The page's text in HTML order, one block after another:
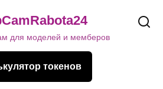
для моделей и мемберов
токенов